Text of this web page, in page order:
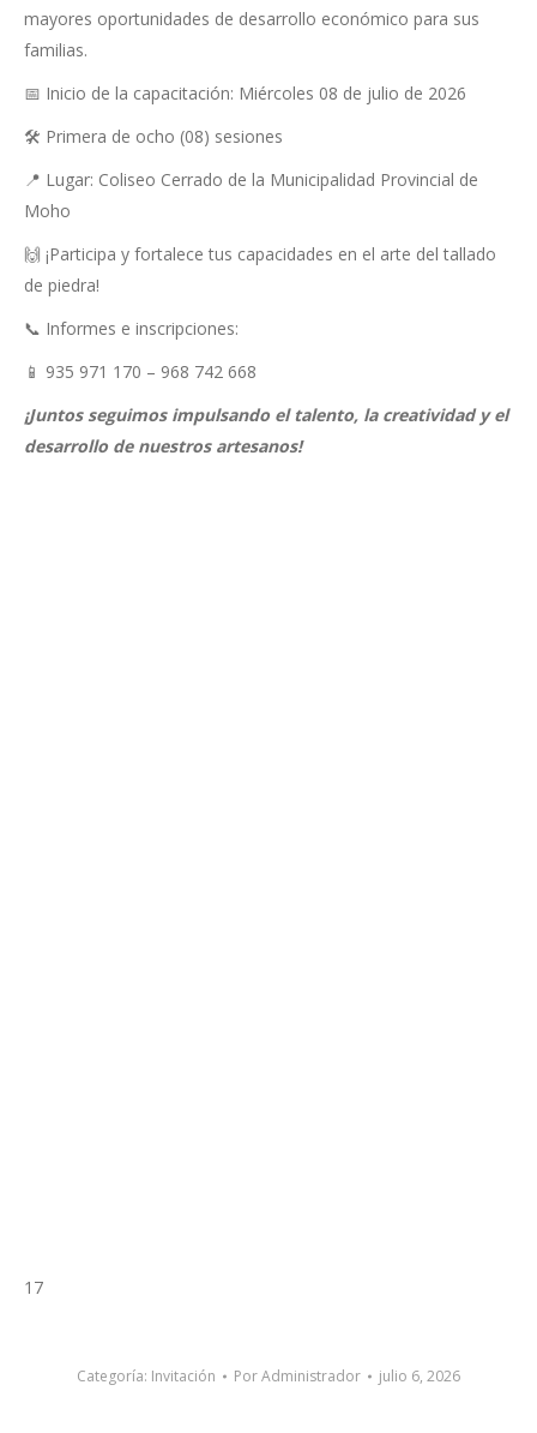
mayores oportunidades de desarrollo económico para sus
familias.
📅 Inicio de la capacitación: Miércoles 08 de julio de 2026
🛠️ Primera de ocho (08) sesiones
📍 Lugar: Coliseo Cerrado de la Municipalidad Provincial de
Moho
🙌 ¡Participa y fortalece tus capacidades en el arte del tallado
de piedra!
📞 Informes e inscripciones:
📱 935 971 170 – 968 742 668
¡Juntos seguimos impulsando el talento, la creatividad y el
desarrollo de nuestros artesanos!
17
Categoría: Invitación PorAdministrador julio 6, 2026